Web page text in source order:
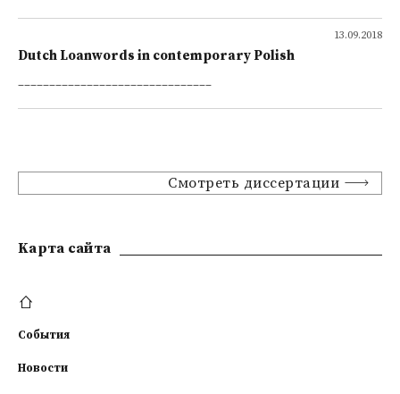
13.09.2018
Dutch Loanwords in contemporary Polish
_______________________________
Смотреть диссертации
Kарта сайта
События
Новости